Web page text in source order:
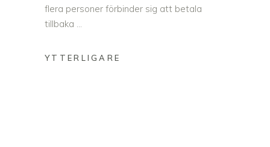
flera personer förbinder sig att betala
tillbaka